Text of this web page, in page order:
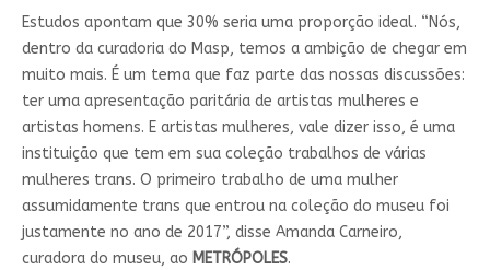
Estudos apontam que 30% seria uma proporção ideal. “Nós,
dentro da curadoria do Masp, temos a ambição de chegar em
muito mais. É um tema que faz parte das nossas discussões:
ter uma apresentação paritária de artistas mulheres e
artistas homens. E artistas mulheres, vale dizer isso, é uma
instituição que tem em sua coleção trabalhos de várias
mulheres trans. O primeiro trabalho de uma mulher
assumidamente trans que entrou na coleção do museu foi
justamente no ano de 2017”, disse Amanda Carneiro,
curadora do museu, ao METRÓPOLES.